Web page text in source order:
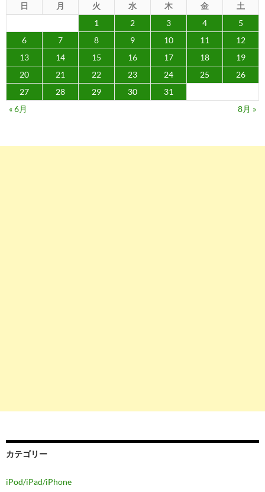
日 月 火 水 木 金
土
1
2 3 4
5
6
7 8 9 10 11
12
13
14 15 16 17 18
19
20
21 22 23 24 25
26
27
28 29 30
31
« 6月
8月 »
カテゴリー
iPod/iPad/iPhone